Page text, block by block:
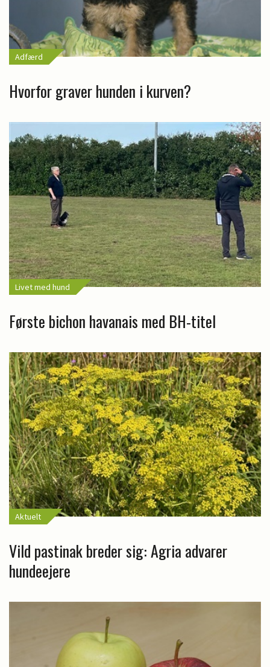
Adfærd
Hvorfor graver hunden i kurven?
Livet med hund
Første bichon havanais med BH-titel
Aktuelt
Vild pastinak breder sig: Agria advarer
hundeejere